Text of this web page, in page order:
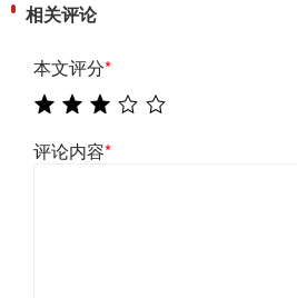
相关评论
本文评分*
评论内容*